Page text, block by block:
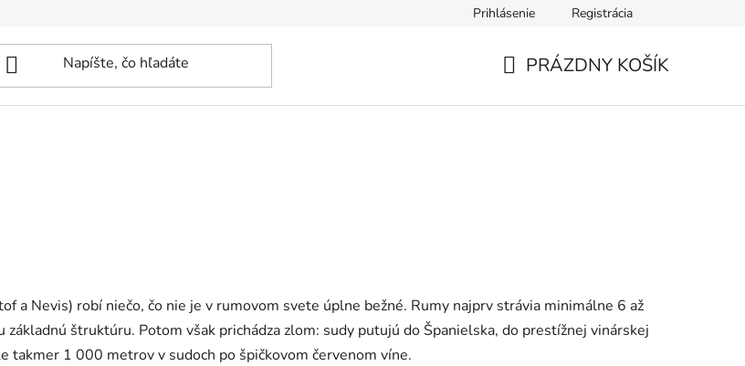
Prihlásenie Registrácia
PRÁZDNY KOŠÍK
a Nevis) robí niečo, čo nie je v rumovom svete úplne bežné. Rumy najprv strávia minimálne 6 až
štruktúru. Potom však prichádza zlom: sudy putujú do Španielska, do prestížnej vinárskej
takmer 1 000 metrov v sudoch po špičkovom červenom víne.